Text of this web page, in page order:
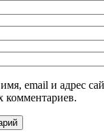
email и адрес